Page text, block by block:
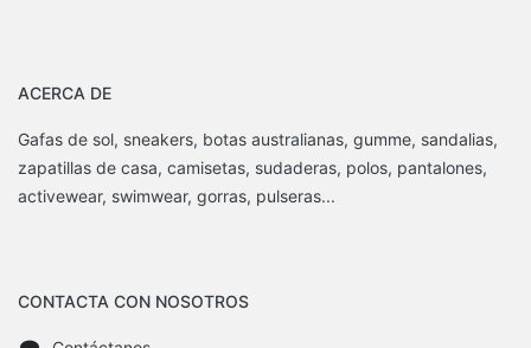
ACERCA DE
Gafas de sol, sneakers, botas australianas, gumme, sandalias,
zapatillas de casa, camisetas, sudaderas, polos, pantalones,
activewear, swimwear, gorras, pulseras...
CONTACTA CON NOSOTROS